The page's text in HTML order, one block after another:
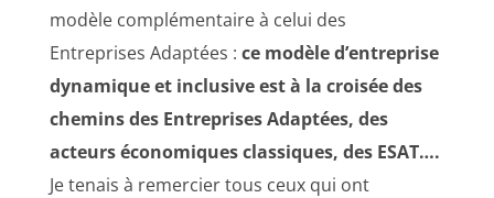
modèle complémentaire à celui des
Entreprises Adaptées : ce modèle d’entreprise
dynamique et inclusive est à la croisée des
chemins des Entreprises Adaptées, des
acteurs économiques classiques, des ESAT….
Je tenais à remercier tous ceux qui ont